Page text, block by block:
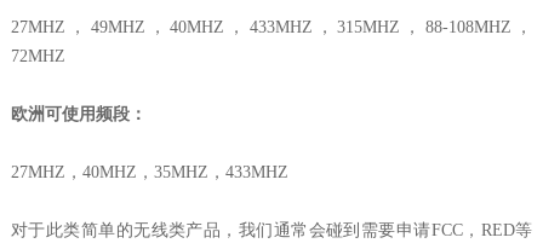
27MHZ，49MHZ，40MHZ，433MHZ，315MHZ，88-108MHZ，
72MHZ
欧洲可使用频段：
27MHZ，40MHZ，35MHZ，433MHZ
对于此类简单的无线类产品，我们通常会碰到需要申请FCC，RED等